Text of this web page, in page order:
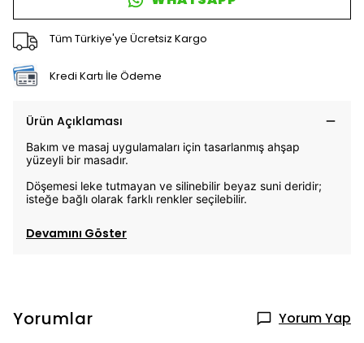
Tüm Türkiye'ye Ücretsiz Kargo
Kredi Kartı İle Ödeme
Ürün Açıklaması
Bakım ve masaj uygulamaları için tasarlanmış ahşap
yüzeyli bir masadır.
Döşemesi leke tutmayan ve silinebilir beyaz suni deridir;
isteğe bağlı olarak farklı renkler seçilebilir.
Devamını Göster
Yorumlar Yorum Yap